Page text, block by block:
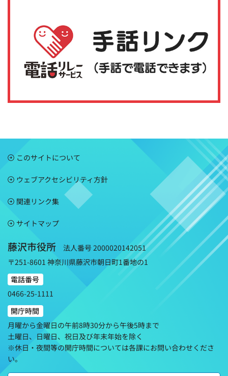
このサイトについて
ウェブアクセシビリティ方針
関連リンク集
サイトマップ
藤沢市役所
法人番号 2000020142051
〒251-8601 神奈川県藤沢市朝日町1番地の1
電話番号
0466-25-1111
開庁時間
月曜から金曜日の午前8時30分から午後5時まで
土曜日、日曜日、祝日及び年末年始を除く
※休日・夜間等の開庁時間については各課にお問い合わせくださ
い。